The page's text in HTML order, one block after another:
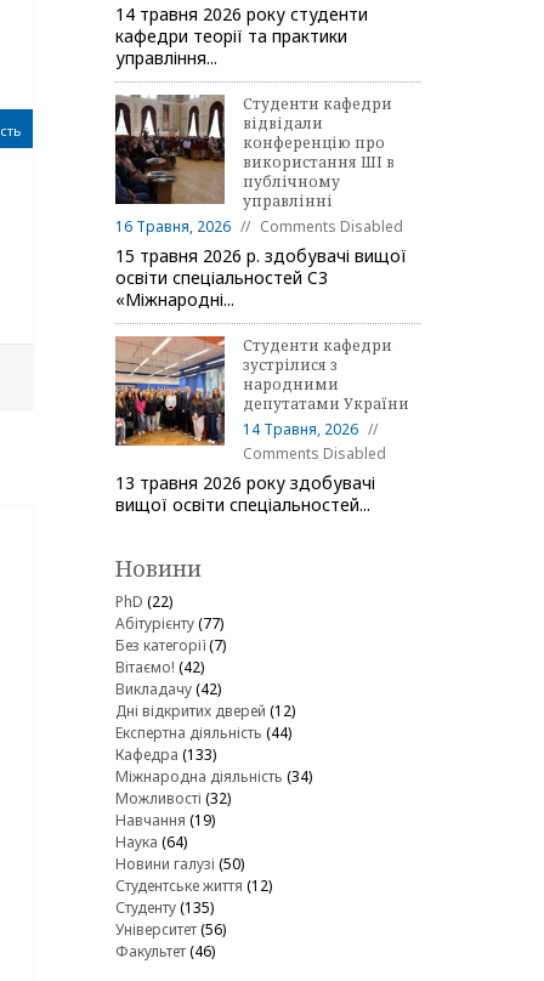
14 травня 2026 року студенти
кафедри теорії та практики
управління...
Студенти кафедри
відвідали
конференцію про
використання ШІ в
публічному
управлінні
16 Травня, 2026
Comments Disabled
15 травня 2026 р. здобувачі вищої
освіти спеціальностей C3
«Міжнародні...
Студенти кафедри
зустрілися з
народними
депутатами України
14 Травня, 2026
Comments Disabled
13 травня 2026 року здобувачі
вищої освіти спеціальностей...
Новини
PhD (22)
Абітурієнту(77)
Без категорії(7)
Вітаємо! (42)
Викладачу(42)
Дні відкритих дверей (12)
Експертна діяльність (44)
Кафедра (133)
Міжнародна діяльність (34)
Можливості (32)
Навчання (19)
Наука (64)
Новини галузі (50)
Студентське життя (12)
Студенту(135)
Університет(56)
Факультет(46)